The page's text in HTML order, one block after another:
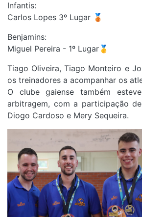
Infantis:
Carlos Lopes 3º Lugar 🥉
Benjamins:
Miguel Pereira - 1º Lugar🥇
Tiago Oliveira, Tiago Monteiro e
os treinadores a acompanhar os
O clube gaiense também
arbitragem, com a participação
Diogo Cardoso e Mery Sequeira.